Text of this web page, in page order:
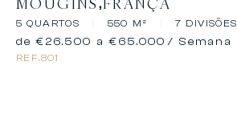
MOUGINS FRANÇA
5 QUARTOS 550 M² 7 DIVISÕES
REF.801
de €26.500 a €65.000 / Semana